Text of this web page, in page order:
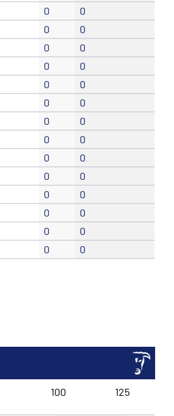
0
0
0
0
0
0
0
0
0
0
0
0
0
0
0
0
0
0
0
0
0
0
0
0
0
0
0 0
100 125